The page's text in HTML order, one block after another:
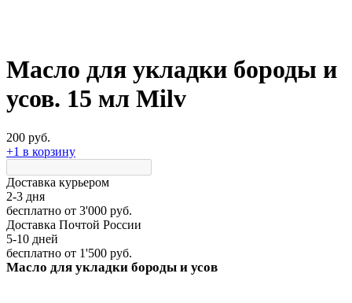
Масло для укладки бороды и
усов. 15 мл Milv
200 руб.
+1 в корзину
Доставка курьером
2-3 дня
бесплатно от 3'000 руб.
Доставка Почтой России
5-10 дней
бесплатно от 1'500 руб.
Масло для укладки бороды и усов